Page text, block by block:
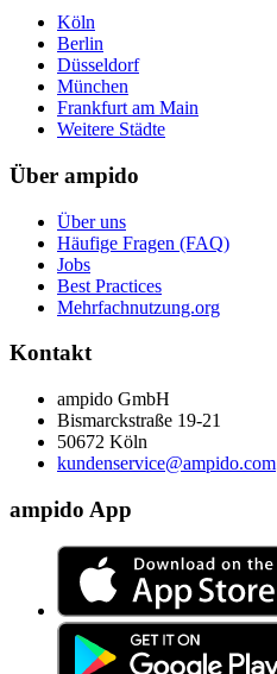
Köln
Berlin
Düsseldorf
München
Frankfurt am Main
Weitere Städte
Über ampido
Über uns
Häufige Fragen (FAQ)
Jobs
Best Practices
Mehrfachnutzung.org
Kontakt
ampido GmbH
Bismarckstraße 19-21
50672 Köln
kundenservice@ampido.com
ampido App